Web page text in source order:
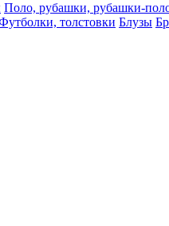
Поло, рубашки, рубашки-
толстовки Блузы